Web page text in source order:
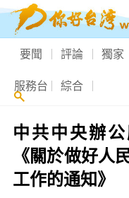
要聞 評論 獨家
服務台 綜合
中共中央辦
《關於做好人
工作的通知》